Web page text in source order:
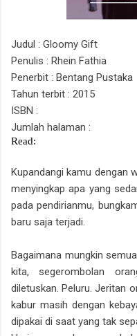
Judul : Gloomy Gift
Penulis : Rhein Fathia
Penerbit : Bentang Pustaka
Tahun terbit : 2015
ISBN :
Jumlah halaman :
Read:
Kupandangi kamu dengan
menyingkap apa yang
pada pendirianmu,
baru saja terjadi.
Bagaimana mungkin
kita, segerombolan
diletuskan. Peluru. Jeritan
kabur masih dengan
dipakai di saat yang tak